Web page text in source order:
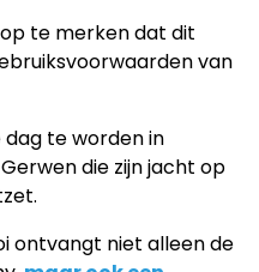
te merken dat dit
van
te worden in
die zijn jacht op
ontvangt niet alleen de